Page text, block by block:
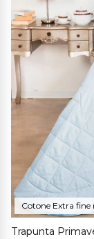
Cotone Extra fine
Trapunta